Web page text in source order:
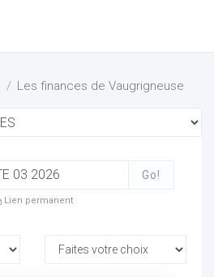
Les finances de Vaugrigneuse
Go!
Lien permanent